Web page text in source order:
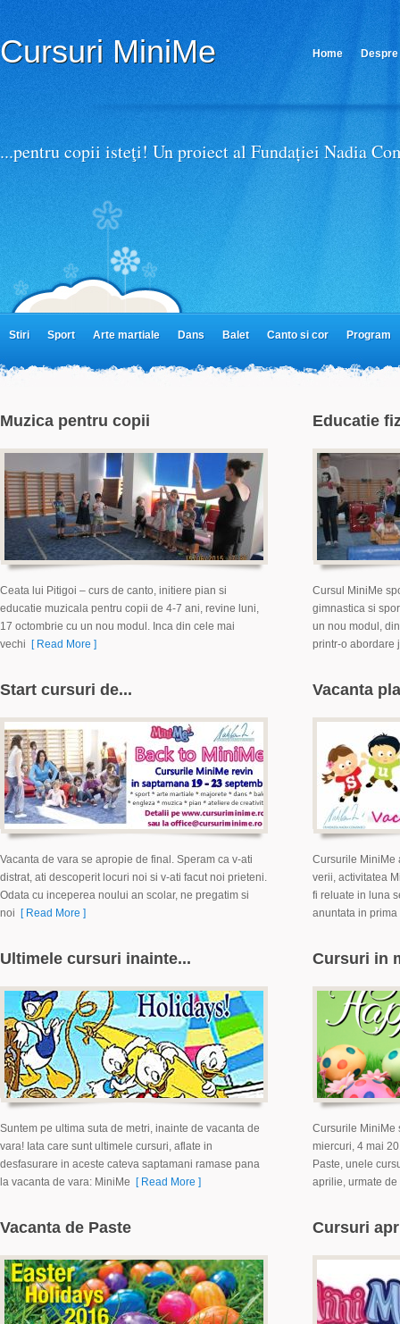
Cursuri MiniMe Home
Parteneri MiniMe
...pentru copii isteţi! Un proiect al Fundației Nadia
Stiri Sport Arte martiale Dans Balet Canto si cor Program
Muzica pentru copii
Ceata lui Pitigoi – curs de canto, initiere pian si
educatie muzicala pentru copii de 4-7 ani, revine luni,
17 octombrie cu un nou modul. Inca din cele mai
vechi [ Read More ]
Educatie
Cursul MiniMe
gimnastica si
un nou modul,
printr-o abordare
Start cursuri de...
Vacanta de vara se apropie de final. Speram ca v-ati
distrat, ati descoperit locuri noi si v-ati facut noi prieteni.
Odata cu inceperea noului an scolar, ne pregatim si
noi [ Read More ]
Vacanta
Cursurile MiniMe
verii, activitatea
fi reluate in luna
anuntata in
Ultimele cursuri inainte...
Suntem pe ultima suta de metri, inainte de vacanta de
vara! Iata care sunt ultimele cursuri, aflate in
desfasurare in aceste cateva saptamani ramase pana
la vacanta de vara: MiniMe [ Read More ]
Cursuri in
Cursurile MiniMe
miercuri, 4 mai
Paste, unele
aprilie, urmate
Vacanta de Paste Cursuri
Afla mai multe despre confidentialitate si termeni de